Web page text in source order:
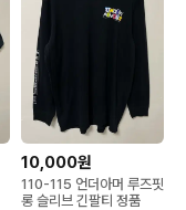
10,000원
110-115 언더아머 루즈핏
롱 슬리브 긴팔티 정품